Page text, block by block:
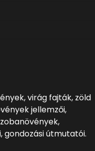
virág fajták, zöld
jellemzői,
gondozási útmutatói.